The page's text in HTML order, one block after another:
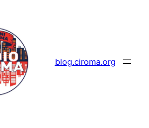
blog.ciroma.org